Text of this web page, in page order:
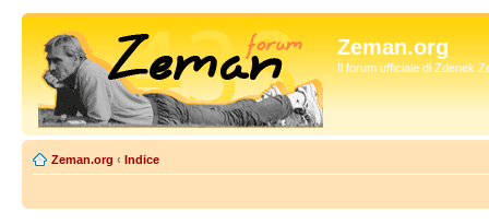
Zeman.org
Il forum ufficiale di Zdenek
Zeman.org ‹ Indice